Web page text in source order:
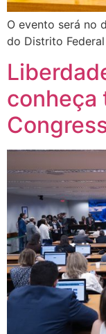
O evento será no
do Distrito Federal
conheça